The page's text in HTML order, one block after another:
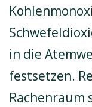
in die
festsetzen.
Rachenraum